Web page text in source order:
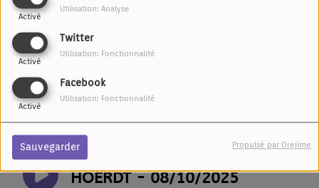
Activé
Utilisation: Analyse
Twitter
Activé
Utilisation: Fonctionnalité
Facebook
Activé
Utilisation: Fonctionnalité
Sauvegarder Propulsé par Orejime
LE FOOTBALL CLUB DE
VENDENHEIM - FÉMININES -
22/10/2025
ALLIANCE JUDO BASSE ALSACE
LE CLUB DE VOLLEY BALL DE
HOERDT - 08/10/2025